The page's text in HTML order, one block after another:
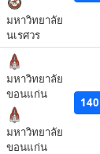
มหาวิทยาลัย
นเรศวร
มหาวิทยาลัย
ขอนแก่น
มหาวิทยาลัย
ขอนแก่น
140